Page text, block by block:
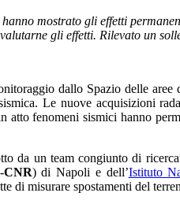
mostrato gli effetti
gli effetti. Rilevato un
dallo Spazio delle
Le nuove acquisizioni
atto fenomeni sismici hanno
da un team congiunto di
-CNR) di Napoli e dell’Istituto
di misurare spostamenti del